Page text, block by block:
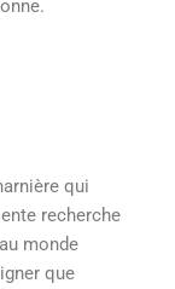
qui
recherche
monde
que